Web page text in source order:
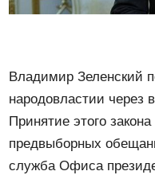
Владимир Зеленский
народовластии через
Принятие этого
предвыборных
служба Офиса